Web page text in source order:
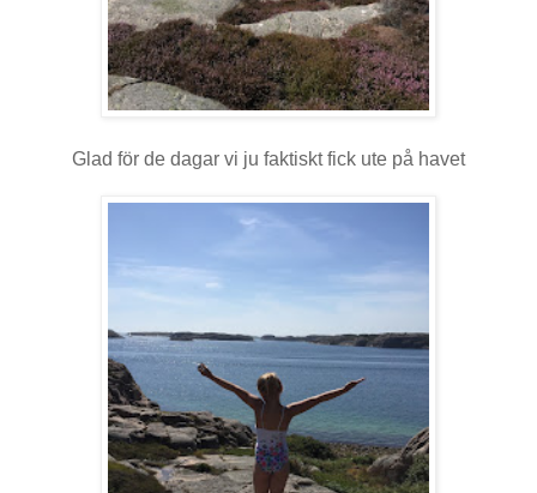
Glad för de dagar vi ju faktiskt fick ute på havet